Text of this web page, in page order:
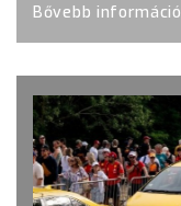
Bővebb információ